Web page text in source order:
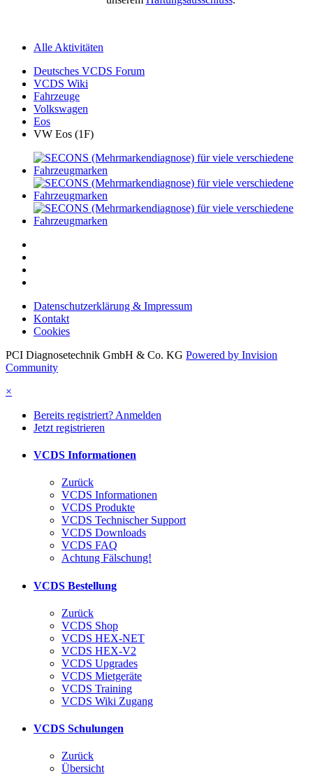
Alle Aktivitäten
Deutsches VCDS Forum
VCDS Wiki
Fahrzeuge
Volkswagen
Eos
VW Eos (1F)
Datenschutzerklärung & Impressum
Kontakt
Cookies
PCI Diagnosetechnik GmbH & Co. KG Powered by Invision
Community
×
Bereits registriert? Anmelden
Jetzt registrieren
VCDS Informationen
Zurück
VCDS Informationen
VCDS Produkte
VCDS Technischer Support
VCDS Downloads
VCDS FAQ
Achtung Fälschung!
VCDS Bestellung
Zurück
VCDS Shop
VCDS HEX-NET
VCDS HEX-V2
VCDS Upgrades
VCDS Mietgeräte
VCDS Training
VCDS Wiki Zugang
VCDS Schulungen
Zurück
Übersicht